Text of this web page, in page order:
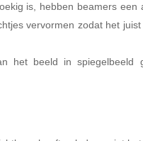
is, hebben beamers een
vervormen zodat het
het beeld in spiegelbeeld